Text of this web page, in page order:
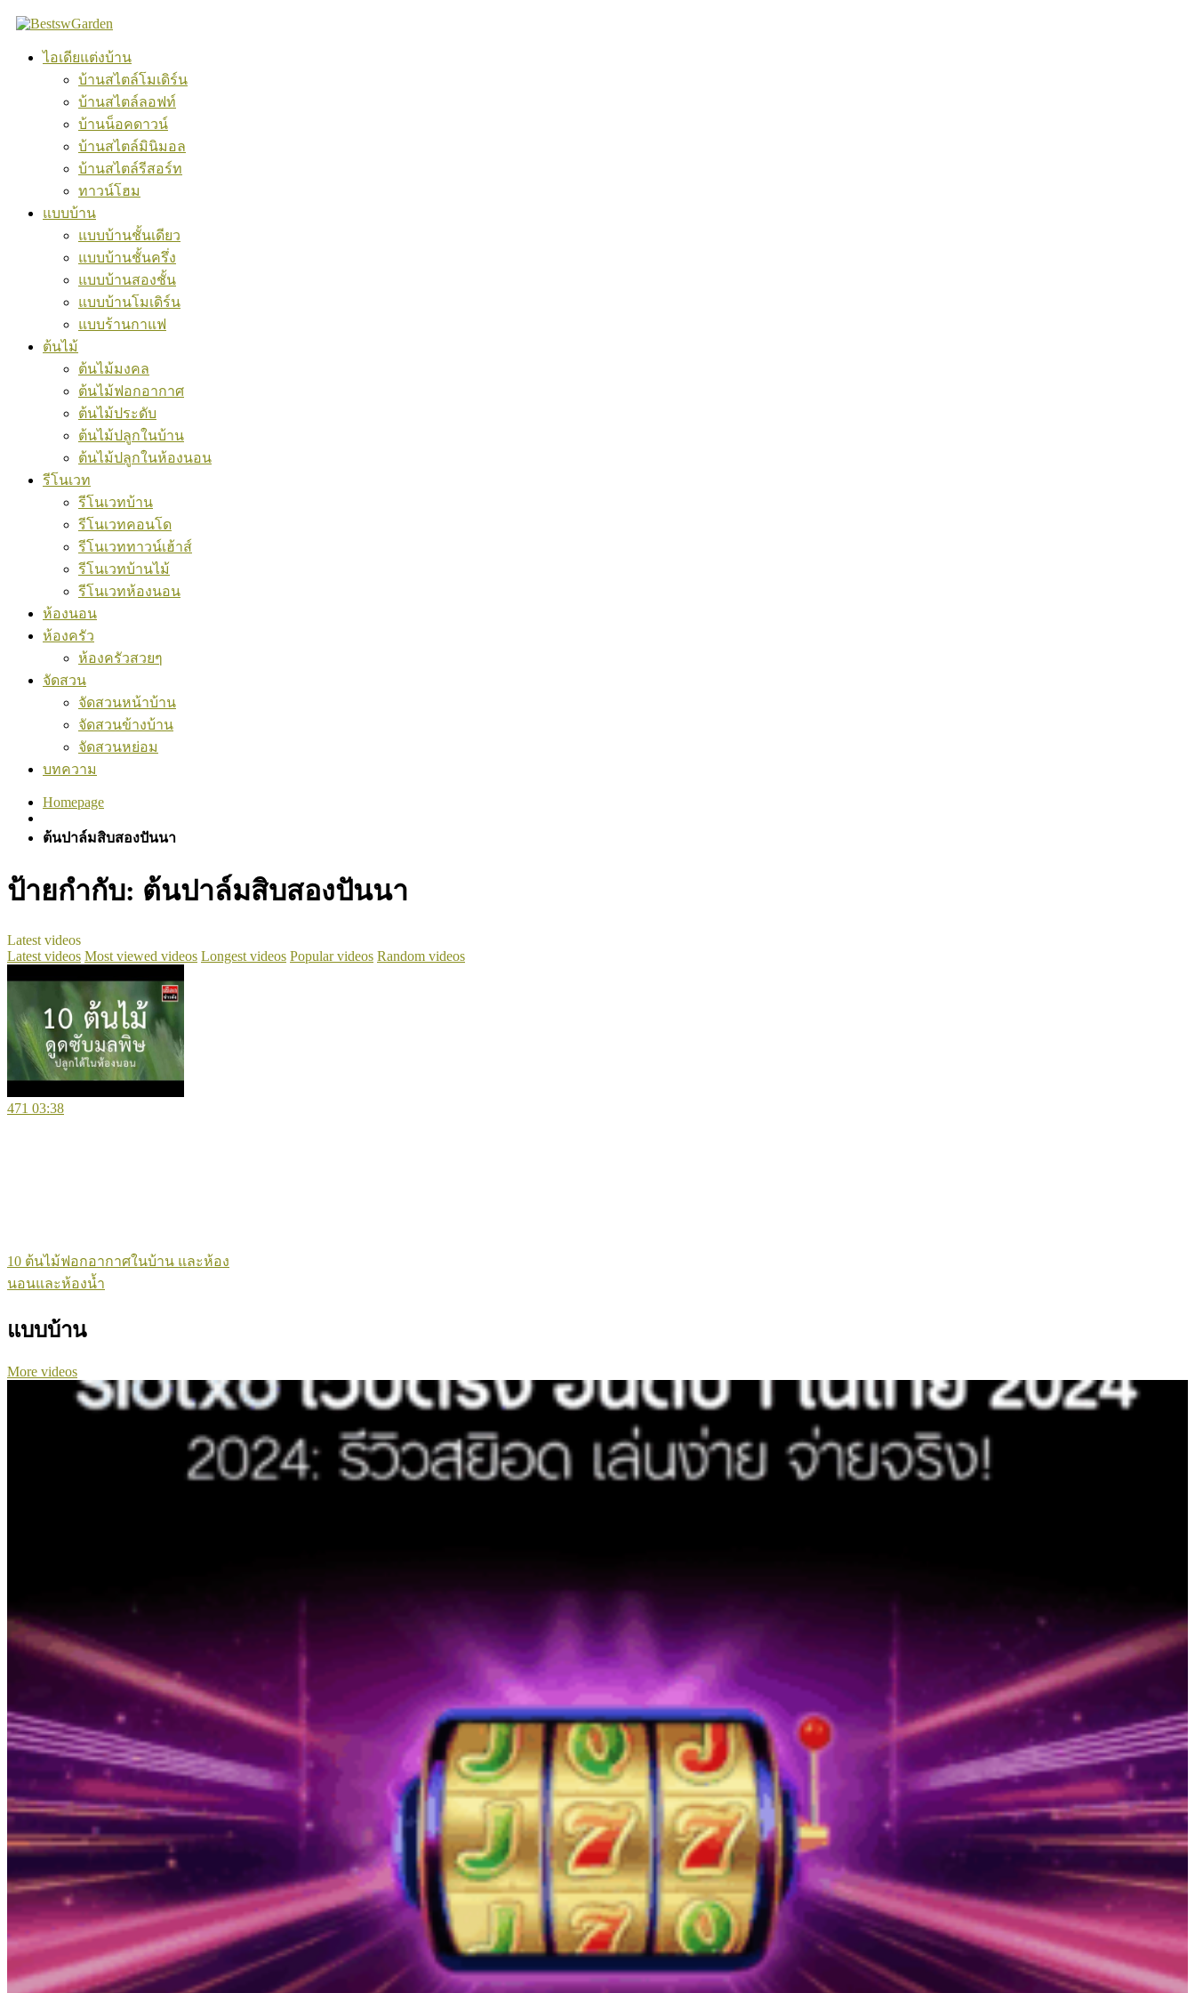
Skip
to
ไอเดียแต่งบ้าน
บ้านสไตล์โมเดิร์น
บ้านสไตล์ลอฟท์
บ้านน็อคดาวน์
บ้านสไตล์มินิมอล
บ้านสไตล์รีสอร์ท
ทาวน์โฮม
แบบบ้าน
แบบบ้านชั้นเดียว
แบบบ้านชั้นครึ่ง
แบบบ้านสองชั้น
แบบบ้านโมเดิร์น
แบบร้านกาแฟ
ต้นไม้
ต้นไม้มงคล
ต้นไม้ฟอกอากาศ
ต้นไม้ประดับ
ต้นไม้ปลูกในบ้าน
ต้นไม้ปลูกในห้องนอน
รีโนเวท
รีโนเวทบ้าน
รีโนเวทคอนโด
รีโนเวททาวน์เฮ้าส์
รีโนเวทบ้านไม้
รีโนเวทห้องนอน
ห้องนอน
ห้องครัว
ห้องครัวสวยๆ
จัดสวน
จัดสวนหน้าบ้าน
จัดสวนข้างบ้าน
จัดสวนหย่อม
บทความ
Homepage
ต้นปาล์มสิบสองปันนา
ป้ายกำกับ: ต้นปาล์มสิบสองปันนา
Latest videos
Latest videos Most viewed videos Longest videos Popular videos Random videos
471 03:38
10 ต้นไม้ฟอกอากาศในบ้าน และห้อง
นอนและห้องน้ำ
แบบบ้าน
More videos